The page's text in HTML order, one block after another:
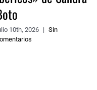
10th, 2026 | Sin